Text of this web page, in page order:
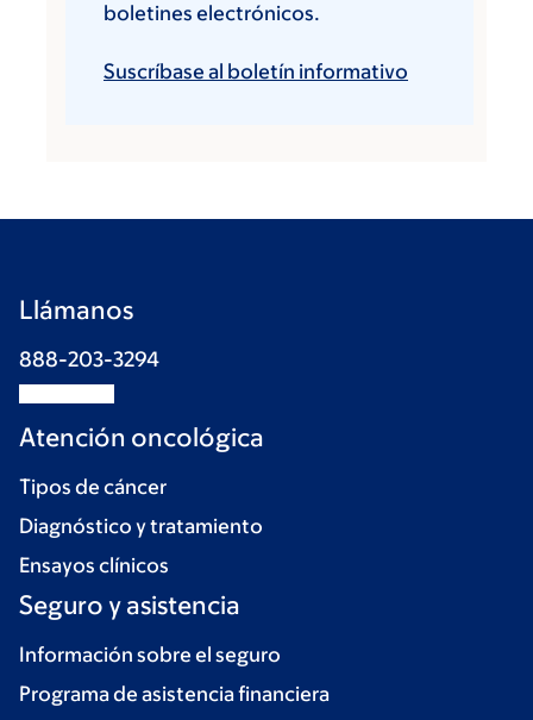
boletines electrónicos.
Suscríbase al boletín informativo
Llámanos
888-203-3294
Atención oncológica
Tipos de cáncer
Diagnóstico y tratamiento
Ensayos clínicos
Seguro y asistencia
Información sobre el seguro
Programa de asistencia financiera